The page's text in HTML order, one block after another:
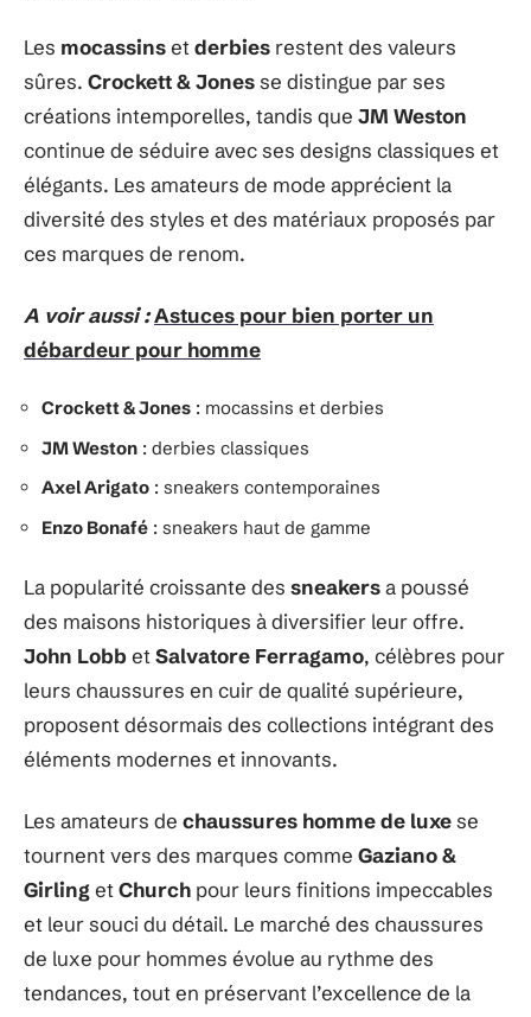
Les mocassinset derbies restent des valeurs
sûres. Crockett & Jonesse distingue par ses
créations intemporelles, tandis que JM Weston
continue de séduire avec ses designs classiques et
élégants. Les amateurs de mode apprécient la
diversité des styles et des matériaux proposés par
ces marques de renom.
A voir aussi :Astuces pour bien porter un
débardeur pour homme
Crockett & Jones : mocassins et derbies
JM Weston : derbies classiques
Axel Arigato : sneakers contemporaines
Enzo Bonafé : sneakers haut de gamme
La popularité croissante des sneakersa poussé
des maisons historiques à diversifier leur offre.
John Lobbet Salvatore Ferragamo, célèbres pour
leurs chaussures en cuir de qualité supérieure,
proposent désormais des collections intégrant des
éléments modernes et innovants.
Les amateurs de chaussures homme de luxese
tournent vers des marques comme Gaziano &
Girling et Church pour leurs finitions impeccables
et leur souci du détail. Le marché des chaussures
de luxe pour hommes évolue au rythme des
tendances, tout en préservant l’excellence de la